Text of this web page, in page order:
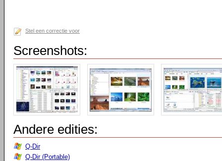
Stel een correctie voor
Screenshots:
Andere edities:
Q-Dir
Q-Dir (Portable)